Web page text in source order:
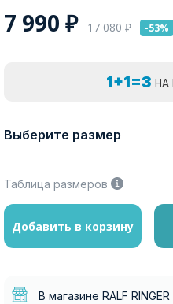
7 990 ₽ 17 080₽ -53%
1+1=3 НА
Выберите размер
Таблица размеров
Добавить в корзину
В магазине RALF RINGER